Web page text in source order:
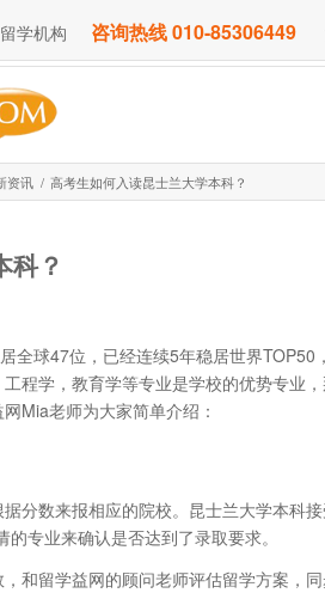
学机构 咨询热线 010-85306449
资讯 / 高考生如何入读昆士兰大学本科？
科？
全球47位，已经连续5年稳居世界
程学，教育学等专业是学校的优势专业
Mia老师为大家简单介绍：
分数来报相应的院校。昆士兰大学本科
专业来确认是否达到了录取要求。
和留学益网的顾问老师评估留学方案，